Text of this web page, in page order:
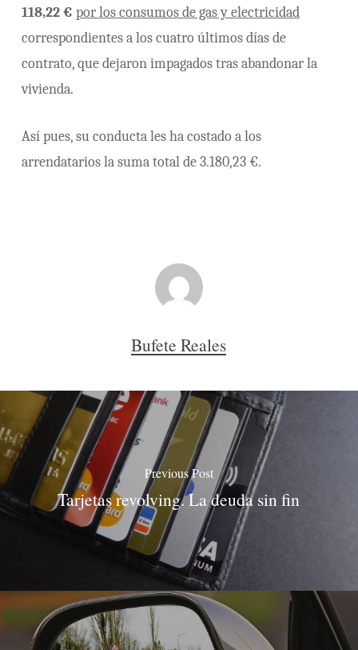
118,22 € por los consumos de gas y electricidad
correspondientes a los cuatro últimos días de
contrato, que dejaron impagados tras abandonar la
vivienda.
Así pues, su conducta les ha costado a los
arrendatarios la suma total de 3.180,23 €.
Bufete Reales
Previous Post
Tarjetas revolving. La deuda sin fin